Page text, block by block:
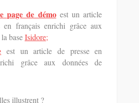
page de démoest un article
en français enrichi grâce aux
baseIsidore;
est un article de presse en
grâce aux données de
illustrent ?